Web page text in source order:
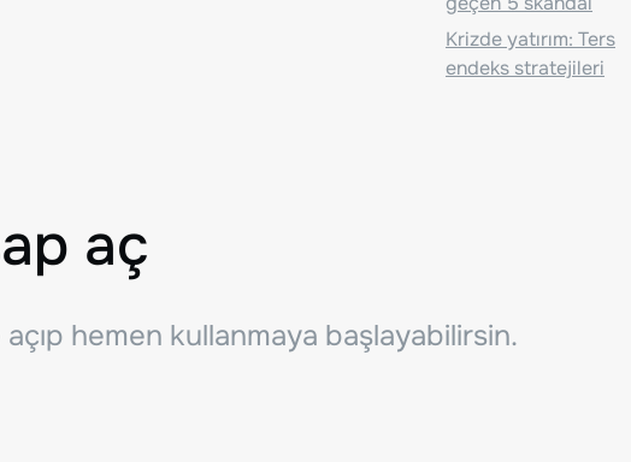
Krizde yatırım: Ters
endeks stratejileri
aç
hemen kullanmaya başlayabilirsin.